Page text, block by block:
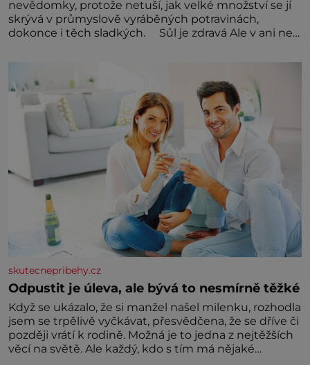
nevědomky, protože netuší, jak velké množství se jí
skrývá v průmyslově vyráběných potravinách,
dokonce i těch sladkých. Sůl je zdravá Ale v ani ne
běžné. Její základní složky– sodík a chlór – jsou
skutecnepribehy.cz
Odpustit je úleva, ale bývá to nesmírně těžké
Když se ukázalo, že si manžel našel milenku, rozhodla
jsem se trpělivě vyčkávat, přesvědčena, že se dříve či
později vrátí k rodině. Možná je to jedna z nejtěžších
věcí na světě. Ale každý, kdo s tím má nějaké